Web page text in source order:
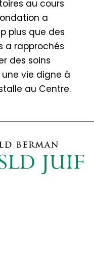
au cours
a
plus que des
a rapprochés
des soins
vie digne à
au Centre.